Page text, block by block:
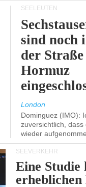
SEELEUTEN
sind noch
der
Hormuz
London
Dominguez (IMO):
zuversichtlich,
wieder
SEEVERKEHR
Eine Studie